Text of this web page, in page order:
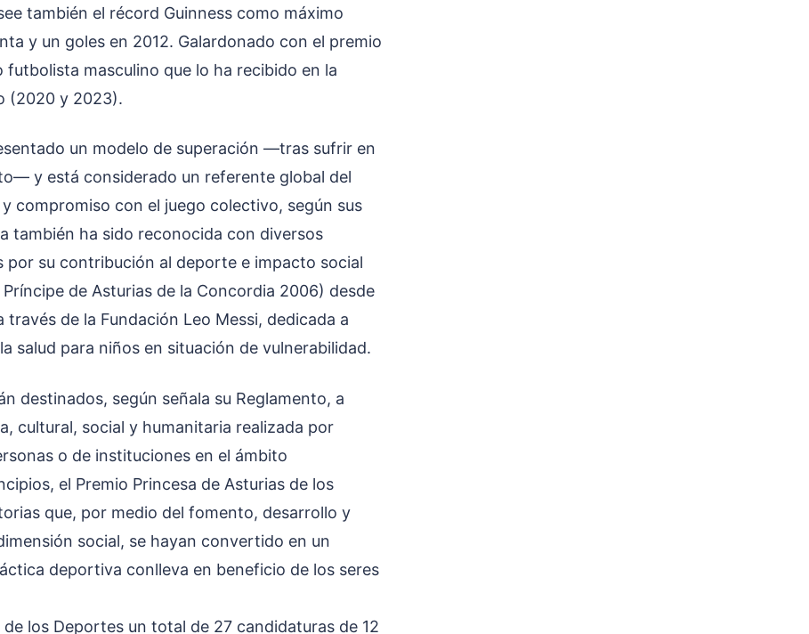
también el récord Guinness como máximo
y un goles en 2012. Galardonado con el premio
futbolista masculino que lo ha recibido en la
(2020 y 2023).
un modelo de superación —tras sufrir en
y está considerado un referente global del
compromiso con el juego colectivo, según sus
también ha sido reconocida con diversos
su contribución al deporte e impacto social
de Asturias de la Concordia 2006) desde
de la Fundación Leo Messi, dedicada a
salud para niños en situación de vulnerabilidad.
destinados, según señala su Reglamento, a
cultural, social y humanitaria realizada por
o de instituciones en el ámbito
el Premio Princesa de Asturias de los
que, por medio del fomento, desarrollo y
social, se hayan convertido en un
deportiva conlleva en beneficio de los seres
los Deportes un total de 27 candidaturas de 12